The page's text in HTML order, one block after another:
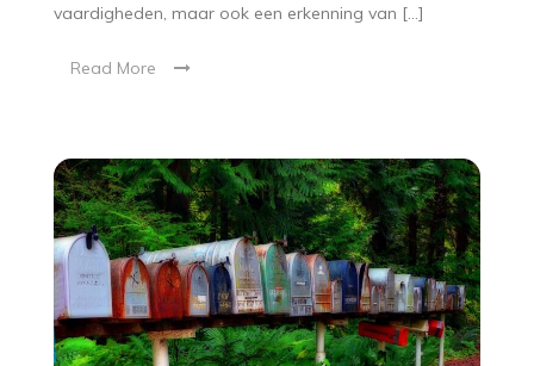
vaardigheden, maar ook een erkenning van […]
Read More